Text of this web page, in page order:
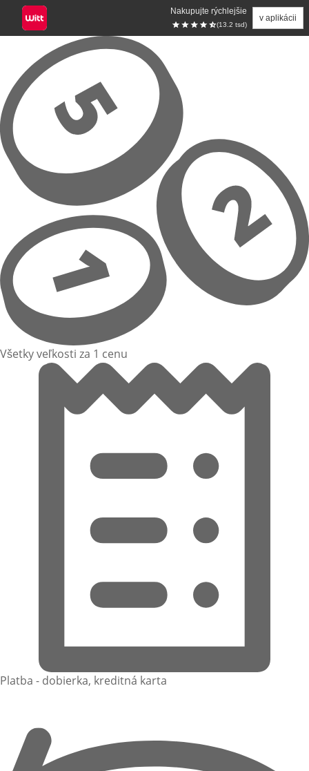
Nakupujte rýchlejšie
(13.2 tsd)
v aplikácii
Prejsť na hlavný obsah
Všetky veľkosti za 1 cenu
Platba - dobierka, kreditná karta